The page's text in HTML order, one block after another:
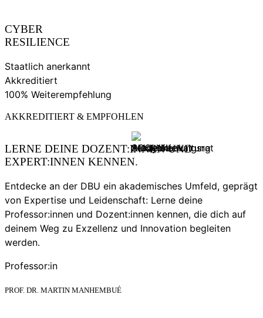
CYBER
RESILIENCE
Staatlich anerkannt
Akkreditiert
100% Weiterempfehlung
AKKREDITIERT & EMPFOHLEN
LERNE DEINE DOZENT:INNEN UND
EXPERT:INNEN KENNEN.
Entdecke an der DBU ein akademisches Umfeld, geprägt
von Expertise und Leidenschaft: Lerne deine
Professor:innen und Dozent:innen kennen, die dich auf
deinem Weg zu Exzellenz und Innovation begleiten
werden.
Professor:in
PROF. DR. MARTIN MANHEMBUÉ